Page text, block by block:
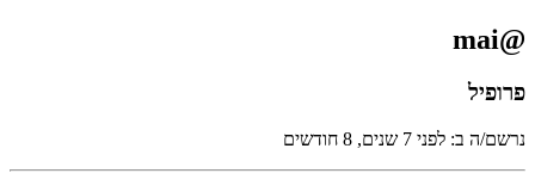
@mai
פרופיל
נרשם/ה ב: לפני 7 שנים, 8 חודשים